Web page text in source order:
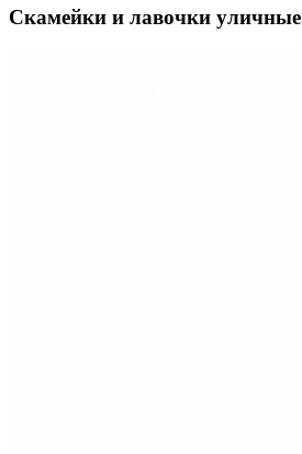
Скамейки и лавочки уличные